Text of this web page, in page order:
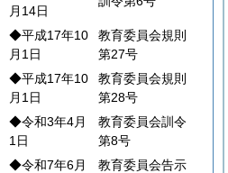
月14日
◆平成17年10
月1日
教育委員会規則
第27号
◆平成17年10
月1日
教育委員会規則
第28号
◆令和3年4月
1日
教育委員会訓令
第8号
◆令和7年6月
教育委員会告示